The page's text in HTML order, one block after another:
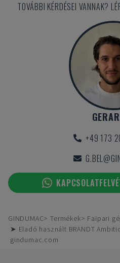
TOVÁBBI KÉRDÉSEI VANNAK?
+49 173
GINDUMAC Termékek
Faipari
➤ Eladó használt BRANDT
gindumac.com